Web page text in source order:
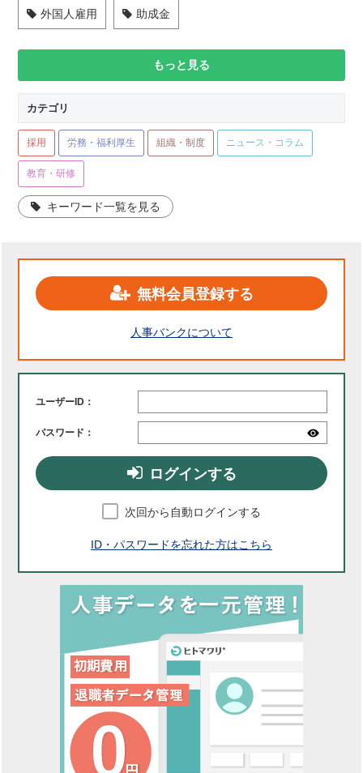
外国人雇用 助成金
もっと見る
カテゴリ
採用 労務・福利厚生 組織・制度 ニュース・コラム
教育・研修
キーワード一覧を見る
無料会員登録する
人事バンクについて
ユーザーID：
パスワード：
ログインする
次回から自動ログインする
ID・パスワードを忘れた方はこちら